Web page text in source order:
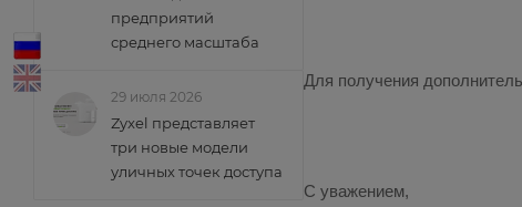
Для получения
C уважением,
предприятий
среднего масштаба
29 июля 2026
Zyxel представляет
три новые модели
уличных точек доступа